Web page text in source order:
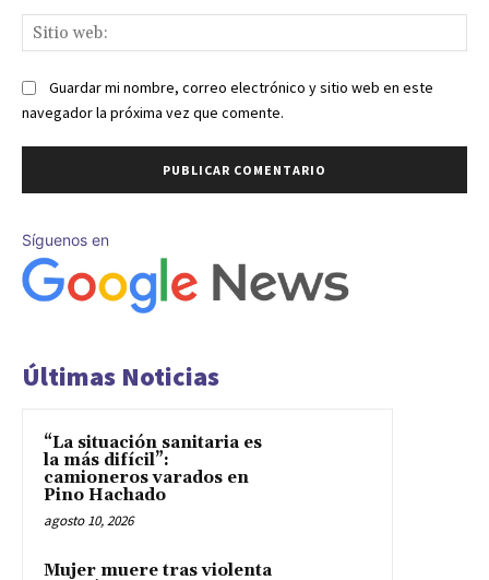
Guardar mi nombre, correo electrónico y sitio web en este
navegador la próxima vez que comente.
Síguenos en
Últimas Noticias
“La situación sanitaria es
la más difícil”:
camioneros varados en
Pino Hachado
agosto 10, 2026
Mujer muere tras violenta